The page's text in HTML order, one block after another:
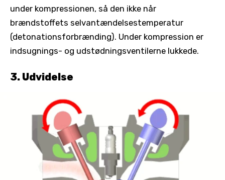
under kompressionen, så den ikke når
brændstoffets selvantændelsestemperatur
(detonationsforbrænding). Under kompression er
indsugnings- og udstødningsventilerne lukkede.
3. Udvidelse